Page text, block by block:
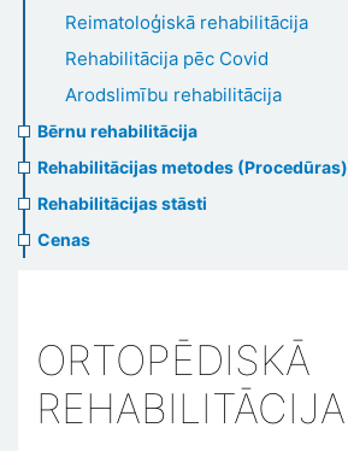
Reimatoloģiskā rehabilitācija
Rehabilitācija pēc Covid
Arodslimību rehabilitācija
Bērnu rehabilitācija
Rehabilitācijas metodes (Procedūras)
Rehabilitācijas stāsti
Cenas
ORTOPĒDISKĀ
REHABILITĀCIJA